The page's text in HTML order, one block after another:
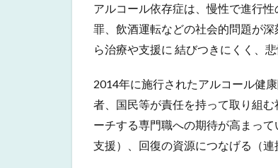
アルコール依存症は、慢性で進行
罪、飲酒運転などの社会的問題が
ら治療や支援に 結びつきにくく、
2014年に施行されたアルコール健
者、国民等が責任を持って取り組
ーチする専門職への期待が高まっ
支援）、回復の資源につなげる（